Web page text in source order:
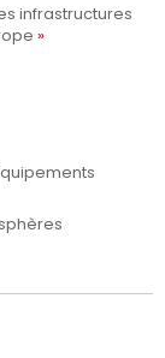
infrastructures